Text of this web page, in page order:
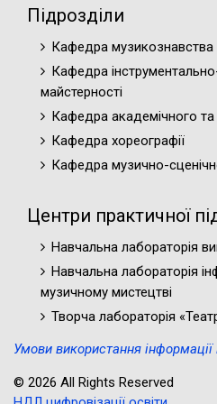
Підрозділи
Кафедра музикознавства
Кафедра
майстерності
Кафедра академічного
Кафедра хореографії
Кафедра музично-
Центри практичної
Навчальна лабораторія
Навчальна лабораторія
музичному мистецтві
Творча лабораторія
Умови використання інформації
© 2026 All Rights Reserved